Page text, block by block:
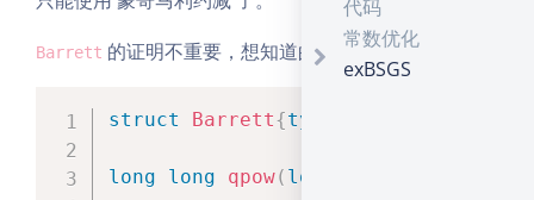
代码
常数优化
exBSGS
Barrett 的证明不重要，想知道的可以自行 Google。
struct Barrett{typedef
long long qpow( long